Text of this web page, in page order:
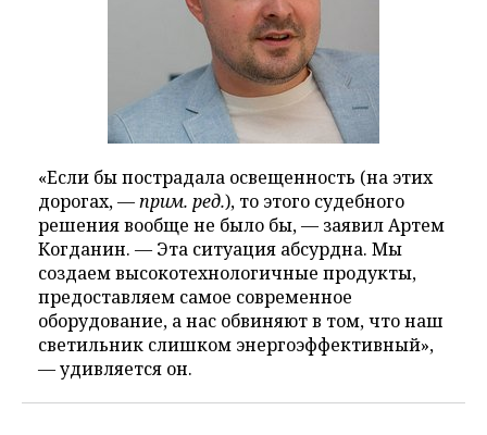
«Если бы пострадала освещенность (на этих
дорогах, —прим. ред.), то этого судебного
решения вообще не было бы, — заявил Артем
Когданин. — Эта ситуация абсурдна. Мы
создаем высокотехнологичные продукты,
предоставляем самое современное
оборудование, а нас обвиняют в том, что наш
светильник слишком энергоэффективный»,
— удивляется он.